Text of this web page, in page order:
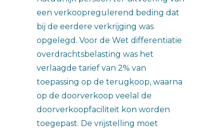
een verkoopregulerend beding dat
bij de eerdere verkrijging was
opgelegd. Voor de Wet differentiatie
overdrachtsbelasting was het
verlaagde tarief van 2% van
toepassing op de terugkoop, waarna
op de doorverkoop veelal de
doorverkoopfaciliteit kon worden
toegepast. De vrijstelling moet